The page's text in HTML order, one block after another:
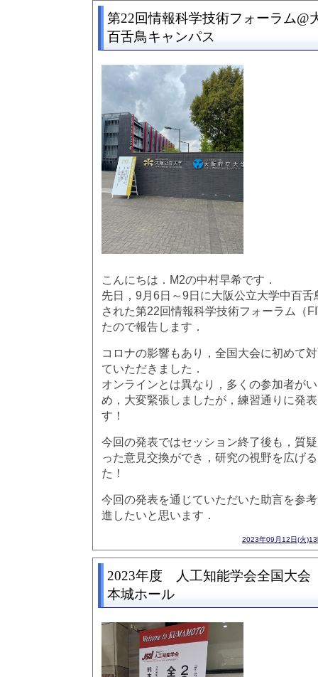
第22回情報科学技術フォーラム@
百舌鳥キャンパス
こんにちは．M2の中村早希です．
先日，9月6日～9日に大阪公立大学中百
された第22回情報科学技術フォーラム（
たので報告します．
コロナの影響もあり，全国大会に初めて
ていただきました．
オンラインとは異なり，多くの参加者が
め，大変緊張しましたが，練習通りに発
す！
今回の発表ではセッション終了後も，質
った意見交換ができ，研究の視野を広げ
た！
今回の発表を通じていただいた助言を参
進したいと思います．
2023年09月12日(火
2023年度 人工知能学会全国大会
本城ホール